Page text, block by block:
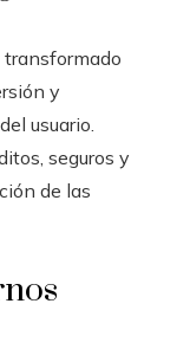
y
usuario.
seguros y
de las